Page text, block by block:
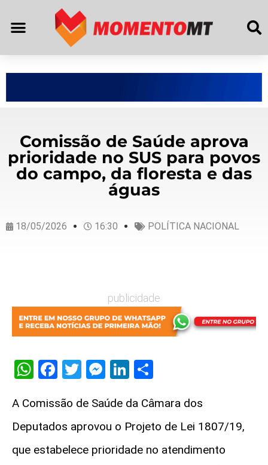
Comissão de Saúde aprova
prioridade no SUS para povos
do campo, da floresta e das
águas
18/05/2026 16:30 POLÍTICA NACIONAL
publicidade
WhatsApp
Facebook
Twitter
Messenger
LinkedIn
A Comissão de Saúde da Câmara dos
Deputados aprovou o Projeto de Lei 1807/19,
que estabelece prioridade no atendimento